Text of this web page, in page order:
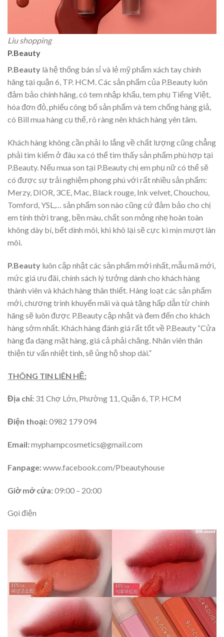
Liu shopping
P.Beauty
P.Beauty là hệ thống bán sỉ và lẻ mỹ phẩm xách tay chính
hãng tại quận 6, TP. HCM. Các sản phẩm của P.Beauty luôn
đảm bảo chính hãng, có tem nhập khẩu, tem phụ Tiếng Việt,
hóa đơn đỏ, phiếu công bố sản phẩm và tem chống hàng giả,
có Bill mua hàng cụ thể, rõ ràng nên khách hàng yên tâm.
Khách hàng không cần phải lo lắng về chất lượng cũng chẳng
phải tìm kiếm ở đâu xa có thể tìm thấy sản phẩm phù hợp tại
P.Beauty. Nếu mua son tại P.Beauty chị em phụ nữ có thể sẽ
có được sự trải nghiệm phong phú với rất nhiều sản phẩm:
Merzy, DIOR, 3CE, Mac, Black rouge, Ink velvet, Chouchou,
Tomford, YSL,… sản phẩm son nào cũng cứ đảm bảo cho chị
em tính thời trang, bền màu, chất son mỏng nhẹ hoàn toàn
không dày bí, bết dính môi, khi khô lại sẽ cực kì mịn mượt làn
môi.
P.Beauty luôn cập nhật các sản phẩm mới nhất, mẫu mã mới,
mức giá ưu đãi, chính sách lý tưởng dành cho khách hàng
thành viên và khách hàng thân thiết. Hàng loạt các sản phẩm
mới, chương trình khuyến mãi và quà tặng hấp dẫn từ chính
hãng sẽ luôn được P.Beauty cập nhật và đem đến cho khách
hàng sớm nhất. Khách hàng đánh giá rất tốt về P.Beauty “Cửa
hàng đa dạng mặt hàng, giá cả phải chăng. Nhân viên thân
thiện tư vấn nhiệt tình, sẽ ủng hộ shop dài.”
THÔNG TIN LIÊN HỆ:
Địa chỉ: 31 Chợ Lớn, Phường 11, Quận 6, TP. HCM
Điện thoại:0982 179 094
Email:myphampcosmetics@gmail.com
Fanpage:www.facebook.com/Pbeautyhouse
Giờ mở cửa:09:00 – 20:00
Gọi điện